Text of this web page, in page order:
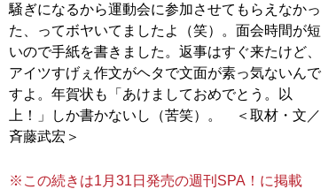
騒ぎになるから運動会に参加させてもらえなかっ
た、ってボヤいてましたよ（笑）。面会時間が短
いので手紙を書きました。返事はすぐ来たけど、
アイツすげぇ作文がヘタで文面が素っ気ないんで
すよ。年賀状も「あけましておめでとう。以
上！」しか書かないし（苦笑）。 ＜取材・文／
斉藤武宏＞
※この続きは1月31日発売の週刊SPA！に掲載